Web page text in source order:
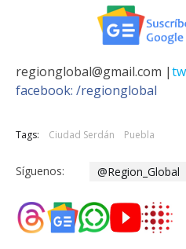
regionglobal@gmail.com |
facebook: /regionglobal
Tags: Ciudad Serdán Puebla
Síguenos: @Region_Global